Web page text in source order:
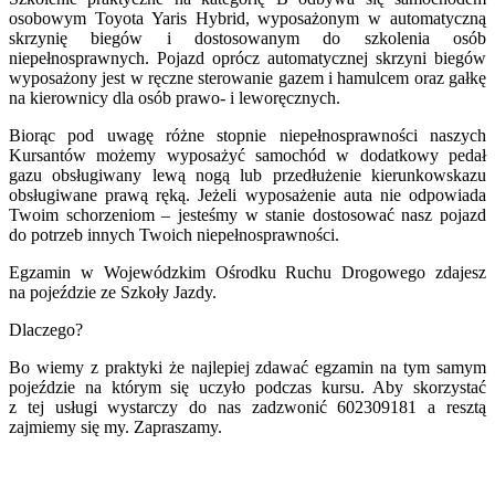
osobowym Toyota Yaris Hybrid, wyposażonym w automatyczną
skrzynię biegów i dostosowanym do szkolenia osób
niepełnosprawnych. Pojazd oprócz automatycznej skrzyni biegów
wyposażony jest w ręczne sterowanie gazem i hamulcem oraz gałkę
na kierownicy dla osób prawo- i leworęcznych.
Biorąc pod uwagę różne stopnie niepełnosprawności naszych
Kursantów możemy wyposażyć samochód w dodatkowy pedał
gazu obsługiwany lewą nogą lub przedłużenie kierunkowskazu
obsługiwane prawą ręką. Jeżeli wyposażenie auta nie odpowiada
Twoim schorzeniom – jesteśmy w stanie dostosować nasz pojazd
do potrzeb innych Twoich niepełnosprawności.
Egzamin w Wojewódzkim Ośrodku Ruchu Drogowego zdajesz
na pojeździe ze Szkoły Jazdy.
Dlaczego?
Bo wiemy z praktyki że najlepiej zdawać egzamin na tym samym
pojeździe na którym się uczyło podczas kursu. Aby skorzystać
z tej usługi wystarczy do nas zadzwonić 602309181 a resztą
zajmiemy się my. Zapraszamy.